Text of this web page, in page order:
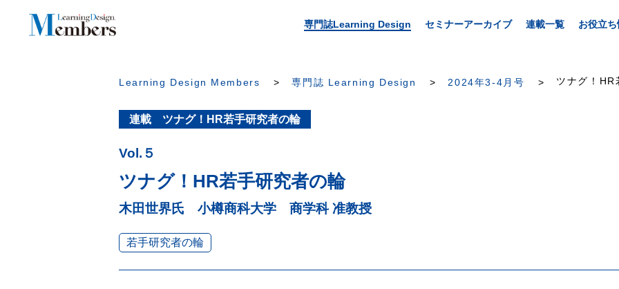
専門誌Learning Design セミナーアーカイブ 連載一覧 お役立
Learning Design Members 専門誌 Learning Design 2024年3-4月号 ツナグ！HR
連載 ツナグ！HR若手研究者の輪
Vol.５
ツナグ！HR若手研究者の輪
木田世界氏 小樽商科大学 商学科 准教授
若手研究者の輪